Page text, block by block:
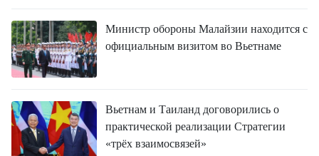
Министр обороны Малайзии находится с
официальным визитом во Вьетнаме
Вьетнам и Таиланд договорились о
практической реализации Стратегии
«трёх взаимосвязей»